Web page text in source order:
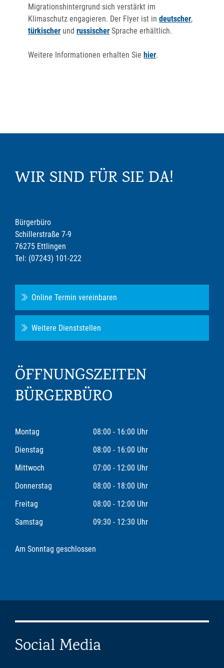
Migrationshintergrund sich verstärkt im
Klimaschutz engagieren. Der Flyer ist in deutscher,
türkischer und russischer Sprache erhältlich.
Weitere Informationen erhalten Sie hier.
WIR SIND FÜR SIE DA!
Bürgerbüro
Schillerstraße 7-9
76275 Ettlingen
Tel: (07243) 101-222
Online Termin vereinbaren
Weitere Dienststellen
ÖFFNUNGSZEITEN
BÜRGERBÜRO
Montag
08:00 - 16:00 Uhr
Dienstag
08:00 - 16:00 Uhr
Mittwoch
07:00 - 12:00 Uhr
Donnerstag
08:00 - 18:00 Uhr
Freitag
08:00 - 12:00 Uhr
Samstag
09:30 - 12:30 Uhr
Am Sonntag geschlossen
Social Media